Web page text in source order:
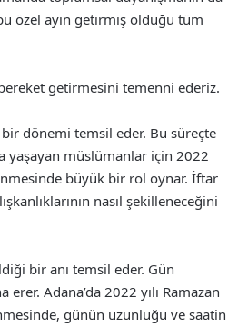
özel ayın getirmiş olduğu tüm
getirmesini temenni ederiz.
dönemi temsil eder. Bu süreçte
yaşayan müslümanlar için 2022
büyük bir rol oynar. İftar
nasıl şekilleneceğini
bir anı temsil eder. Gün
Adana’da 2022 yılı Ramazan
günün uzunluğu ve saatin